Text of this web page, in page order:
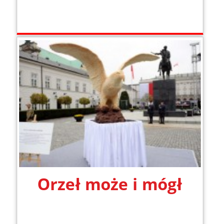
Orzeł może i mógł